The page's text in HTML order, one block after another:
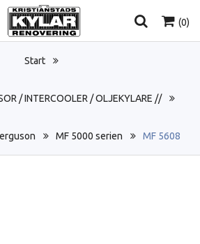
(0)
Start
/ INTERCOOLER / OLJEKYLARE //
MF 5000 serien MF 5608